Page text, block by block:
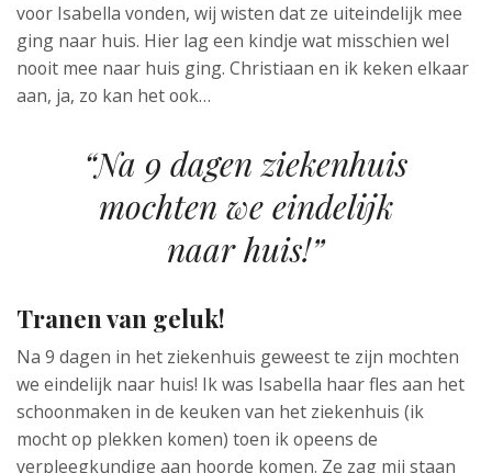
voor Isabella vonden, wij wisten dat ze uiteindelijk mee
ging naar huis. Hier lag een kindje wat misschien wel
nooit mee naar huis ging. Christiaan en ik keken elkaar
aan, ja, zo kan het ook…
“Na 9 dagen ziekenhuis
mochten we eindelijk
naar huis!”
Tranen van geluk!
Na 9 dagen in het ziekenhuis geweest te zijn mochten
we eindelijk naar huis! Ik was Isabella haar fles aan het
schoonmaken in de keuken van het ziekenhuis (ik
mocht op plekken komen) toen ik opeens de
verpleegkundige aan hoorde komen. Ze zag mij staan